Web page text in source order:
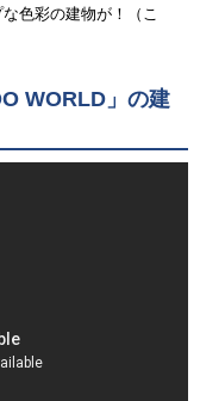
色彩の建物が！（こ
WORLD」の建